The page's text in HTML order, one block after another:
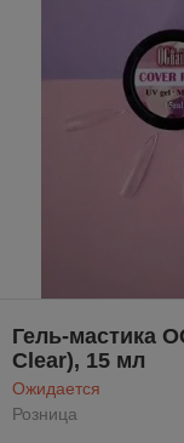
Гель-мастика
Clear), 15 мл
Ожидается
Розница